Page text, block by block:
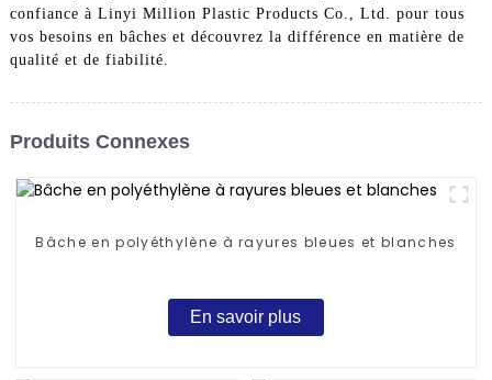
confiance à Linyi Million Plastic Products Co., Ltd. pour tous
vos besoins en bâches et découvrez la différence en matière de
qualité et de fiabilité.
Produits Connexes
Bâche en polyéthylène à rayures bleues et blanches
En savoir plus